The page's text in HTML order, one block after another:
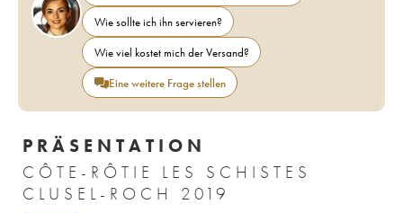
Wie sollte ich ihn servieren?
Wie viel kostet mich der Versand?
Eine weitere Frage stellen
PRÄSENTATION
CÔTE-RÔTIE LES SCHISTES
CLUSEL-ROCH 2019